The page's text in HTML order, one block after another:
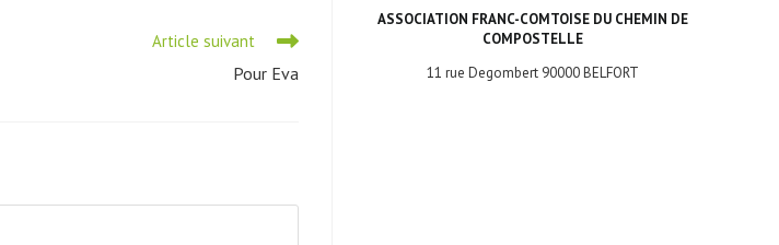
Article suivant
Pour Eva
ASSOCIATION FRANC-COMTOISE DU CHEMIN DE
COMPOSTELLE
11 rue Degombert 90000 BELFORT